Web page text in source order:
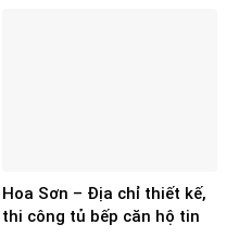
Hoa Sơn – Địa chỉ thiết kế,
thi công tủ bếp căn hộ tin